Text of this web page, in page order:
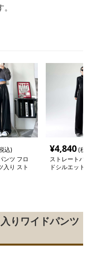
込)
ンツ フロ
入り スト
¥4,840(税
ストレートパ
ドシルエット
りワイドパンツ